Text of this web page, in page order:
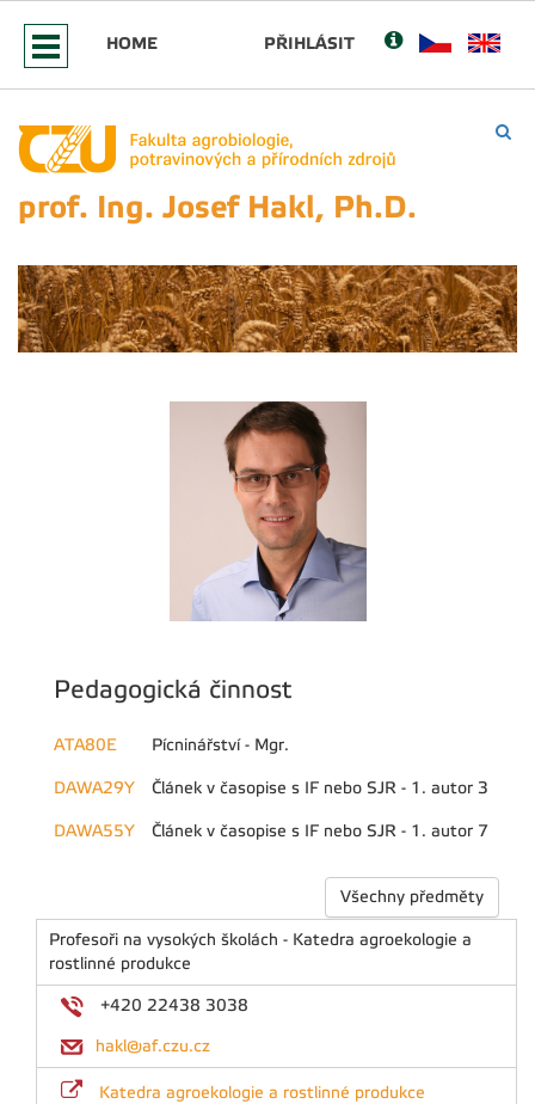
HOME PŘIHLÁSIT
prof. Ing. Josef Hakl, Ph.D.
Pedagogická činnost
ATA80E Pícninářství - Mgr.
DAWA29Y Článek v časopise s IF nebo SJR - 1. autor 3
DAWA55Y Článek v časopise s IF nebo SJR - 1. autor 7
Všechny předměty
Profesoři na vysokých školách - Katedra agroekologie a
rostlinné produkce
+420 22438 3038
hakl@af.czu.cz
Katedra agroekologie a rostlinné produkce